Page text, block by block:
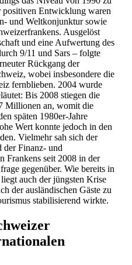
positiven Entwicklung waren
und Weltkonjunktur sowie
Ausgelöst
und eine Aufwertung des
9/11 und Sars – folgte
Rückgang der
wobei insbesondere die
fernblieben. 2004 wurde
Bis 2008 stiegen die
Millionen an, womit die
späten 1980er-Jahre
Wert konnte jedoch in den
Vielmehr sah sich der
der Finanz- und
Frankens seit 2008 in der
gegenüber. Wie bereits in
auch der jüngsten Krise
der ausländischen Gäste zu
stabilisierend wirkte.